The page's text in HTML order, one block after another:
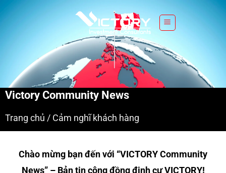
e
Victory Community News
Trang chủ / Cảm nghĩ khách hàng
Chào mừng bạn đến với “VICTORY Community
News” – Bản tin cộng đồng định cư VICTORY!